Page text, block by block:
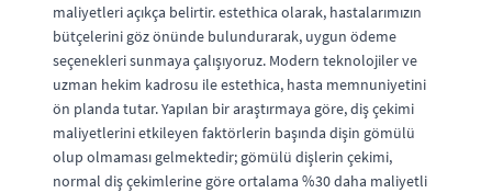
maliyetleri açıkça belirtir. estethica olarak, hastalarımızın
bütçelerini göz önünde bulundurarak, uygun ödeme
seçenekleri sunmaya çalışıyoruz. Modern teknolojiler ve
uzman hekim kadrosu ile estethica, hasta memnuniyetini
ön planda tutar. Yapılan bir araştırmaya göre, diş çekimi
maliyetlerini etkileyen faktörlerin başında dişin gömülü
olup olmaması gelmektedir; gömülü dişlerin çekimi,
normal diş çekimlerine göre ortalama %30 daha maliyetli